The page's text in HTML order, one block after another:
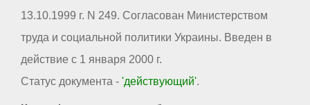
13.10.1999 г. N 249. Согласован Министерством
труда и социальной политики Украины. Введен в
действие с 1 января 2000 г.
Статус документа - 'действующий'.